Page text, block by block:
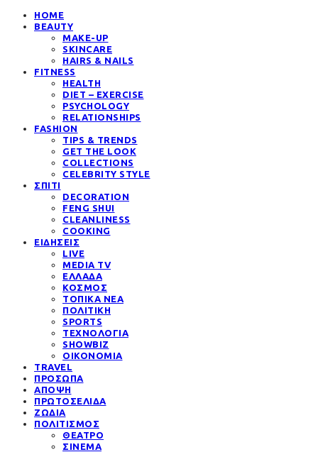
HOME
BEAUTY
MAKE-UP
SKINCARE
HAIRS & NAILS
FITNESS
HEALTH
DIET – EXERCISE
PSYCHOLOGY
RELATIONSHIPS
FASHION
TIPS & TRENDS
GET THE LOOK
COLLECTIONS
CELEBRITY STYLE
ΣΠΙΤΙ
DECORATION
FENG SHUI
CLEANLINESS
COOKING
ΕΙΔΗΣΕΙΣ
LIVE
MEDIA TV
ΕΛΛΑΔΑ
ΚΟΣΜΟΣ
ΤΟΠΙΚΑ ΝΕΑ
ΠΟΛΙΤΙΚΗ
SPORTS
ΤΕΧΝΟΛΟΓΙΑ
SHOWBIZ
ΟΙΚΟΝΟΜΙΑ
TRAVEL
ΠΡΟΣΩΠΑ
ΑΠΟΨΗ
ΠΡΩΤΟΣΕΛΙΔΑ
ΖΩΔΙΑ
ΠΟΛΙΤΙΣΜΟΣ
ΘΕΑΤΡΟ
ΣΙΝΕΜΑ